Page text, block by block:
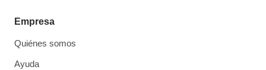
Empresa
Quiénes somos
Ayuda